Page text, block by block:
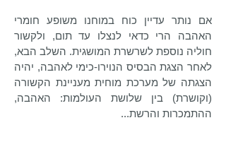
אם נותר עדיין כוח במוחנו משופע חומרי
האהבה הרי כדאי לנצלו עד תום, ולקשור
חוליה נוספת לשרשרת המושגית. השלב הבא,
לאחר הצגת הבסיס הנוירו-כימי לאהבה, יהיה
הצגתה של מערכת מוחית מעניינת הקשורה
(וקושרת) בין שלושת העולמות: האהבה,
ההתמכרות והרשת...